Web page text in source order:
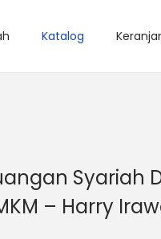
Katalog
Syariah
– Harry